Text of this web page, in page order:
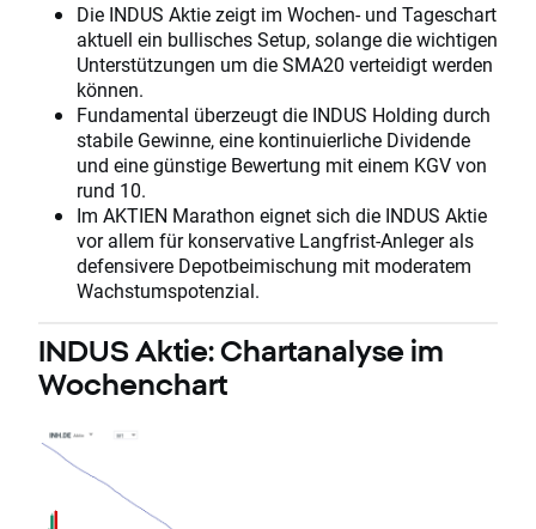
Die INDUS Aktie zeigt im Wochen- und Tageschart
aktuell ein bullisches Setup, solange die wichtigen
Unterstützungen um die SMA20 verteidigt werden
können.
Fundamental überzeugt die INDUS Holding durch
stabile Gewinne, eine kontinuierliche Dividende
und eine günstige Bewertung mit einem KGV von
rund 10.
Im AKTIEN Marathon eignet sich die INDUS Aktie
vor allem für konservative Langfrist-Anleger als
defensivere Depotbeimischung mit moderatem
Wachstumspotenzial.
INDUS Aktie: Chartanalyse im
Wochenchart